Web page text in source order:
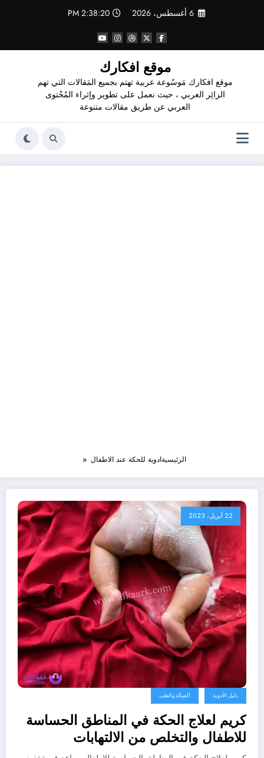
6 أغسطس، 2026 2:38:21 PM
موقع افكارك
موقع افكارك مَوسُوعة عربية تهتم بجميع المَقالات التي تهم
الزائِر العربي ، حيث نعمل على تطوير وإثراء المُحْتوى
العربي عن طريق مقالات متنوعة
الرئيسيةادوية للحكة عند الاطفال
22 أبريل، 2023
دليل الأدوية الصِحَّة والطب
كريم لعلاج الحكة في المناطق الحساسة
للاطفال والتخلص من الالتهابات